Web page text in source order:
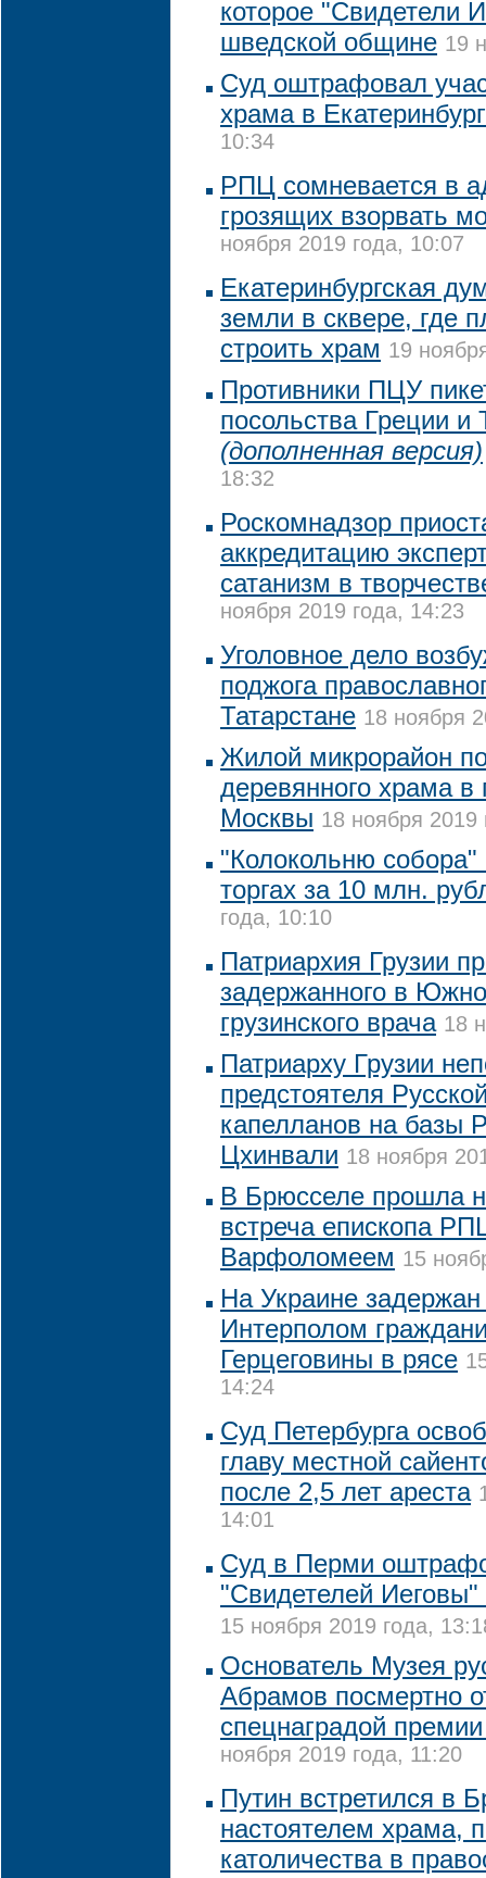
которое "Свидетели
шведской общине 19
Суд оштрафовал
храма в
10:34
РПЦ сомневается в
грозящих взорвать
ноября 2019 года, 10:07
Екатеринбургская
земли в сквере, где
строить храм 19
Противники ПЦУ
посольства Греции
(дополненная версия)
18:32
Роскомнадзор
аккредитацию
сатанизм в
ноября 2019 года, 14:23
Уголовное дело
поджога
Татарстане 18 ноября
Жилой микрорайон
деревянного храма
Москвы 18 ноября 2019
"Колокольню
торгах за 10 млн.
года, 10:10
Патриархия Грузии
задержанного в
грузинского врача 18
Патриарху Грузии
предстоятеля
капелланов на базы
Цхинвали 18 ноября
В Брюсселе прошла
встреча епископа
Варфоломеем 15
На Украине
Интерполом
Герцеговины в рясе
14:24
Суд Петербурга
главу местной
после 2,5 лет ареста
14:01
Суд в Перми
"Свидетелей
15 ноября 2019 года,
Основатель Музея
Абрамов посмертно
спецнаградой
ноября 2019 года, 11:20
Путин встретился в
настоятелем храма,
католичества в